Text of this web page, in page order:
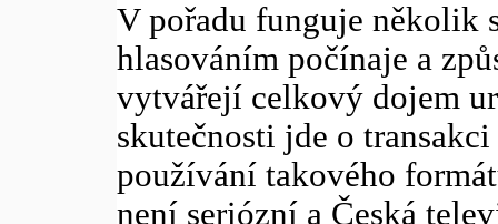
V pořadu funguje několik
hlasováním počínaje a
vytvářejí celkový dojem
skutečnosti jde o
používání takového
není seriózní a Česká